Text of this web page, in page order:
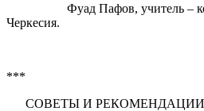
Фуад Пафов, учитель –
Черкесия.
Август
***
СОВЕТЫ И РЕКОМЕНДАЦИИ